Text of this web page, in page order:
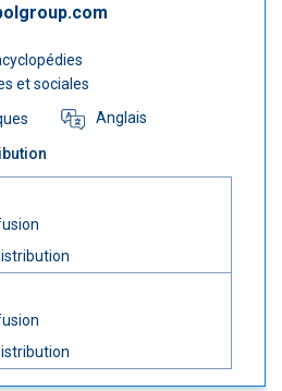
et sociales
Anglais